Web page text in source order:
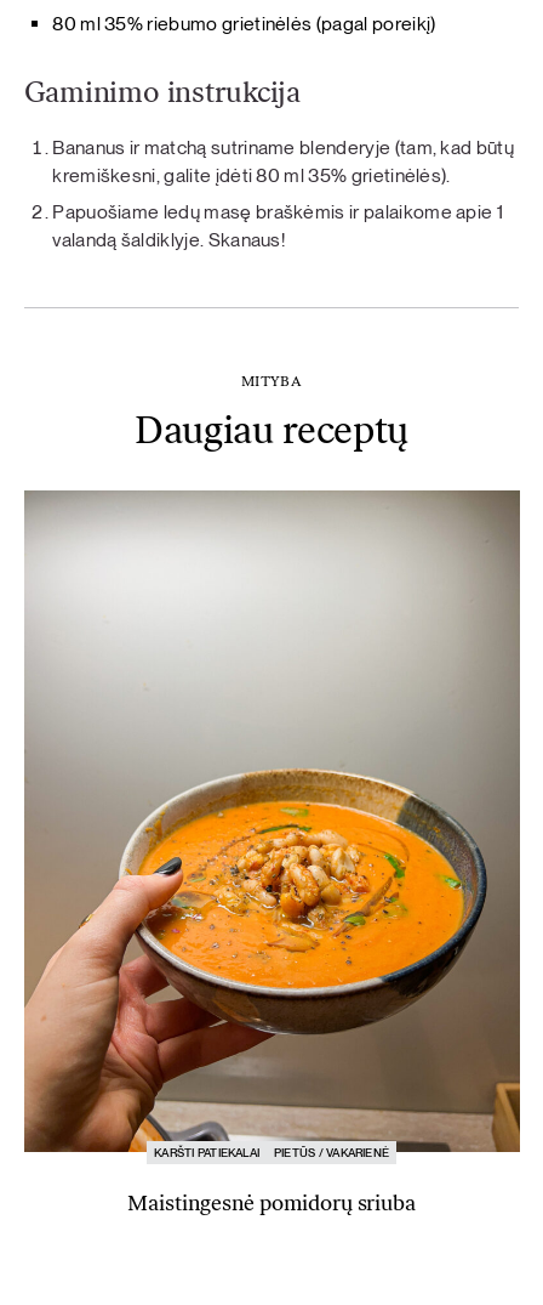
80 ml 35% riebumo grietinėlės (pagal poreikį)
Gaminimo instrukcija
Bananus ir matchą sutriname blenderyje (tam, kad būtų
kremiškesni, galite įdėti 80 ml 35% grietinėlės).
Papuošiame ledų masę braškėmis ir palaikome apie 1
valandą šaldiklyje. Skanaus!
MITYBA
Daugiau receptų
KARŠTI PATIEKALAI PIETŪS / VAKARIENĖ
Maistingesnė pomidorų sriuba